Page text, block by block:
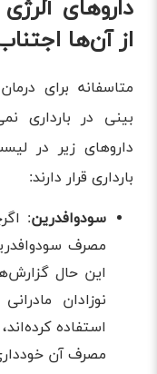
داروهای
از آن‌ها
متاسفانه برای
بینی در بارداری
داروهای زیر در
بارداری قرار دارند:
سودوافدرین:
مصرف
این حال
نوزادان
استفاده
مصرف آن